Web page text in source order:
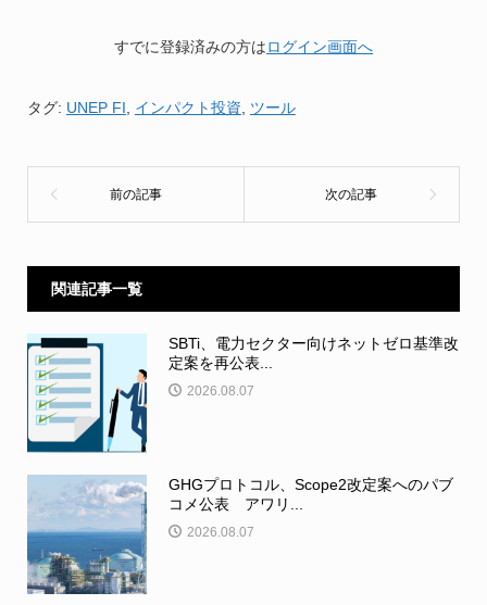
すでに登録済みの方はログイン画面へ
タグ: UNEP FI, インパクト投資, ツール
関連記事一覧
SBTi、電力セクター向けネットゼロ基準改
定案を再公表...
2026.08.07
GHGプロトコル、Scope2改定案へのパブ
コメ公表 アワリ...
2026.08.07